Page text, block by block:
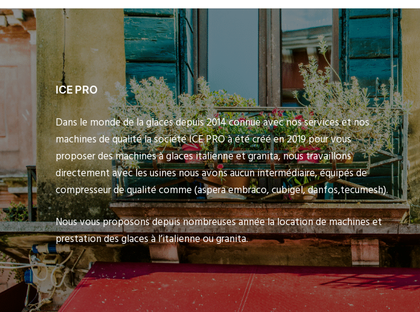
ICE PRO
Dans le monde de la glaces depuis 2014 connue avec nos services et nos
machines de qualité la société ICE PRO à été créé en 2019 pour vous
proposer des machines à glaces italienne et granita, nous travaillons
directement avec les usines nous avons aucun intermédiaire, équipés de
compresseur de qualité comme (aspera embraco, cubigel, danfos,tecumesh).
Nous vous proposons depuis nombreuses année la location de machines et
prestation des glaces à l’italienne ou granita.